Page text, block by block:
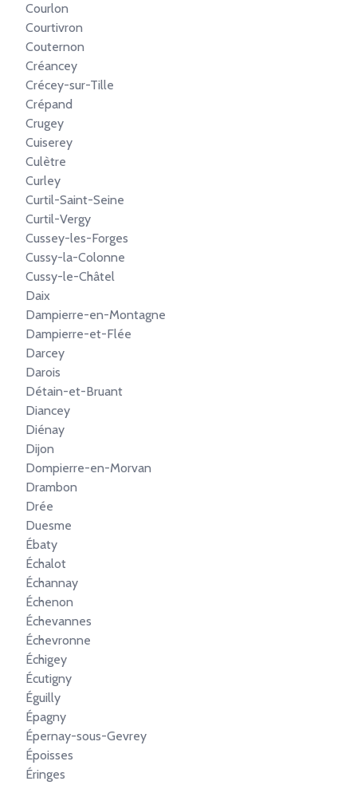
Courlon
Courtivron
Couternon
Créancey
Crécey-sur-Tille
Crépand
Crugey
Cuiserey
Culètre
Curley
Curtil-Saint-Seine
Curtil-Vergy
Cussey-les-Forges
Cussy-la-Colonne
Cussy-le-Châtel
Daix
Dampierre-en-Montagne
Dampierre-et-Flée
Darcey
Darois
Détain-et-Bruant
Diancey
Diénay
Dijon
Dompierre-en-Morvan
Drambon
Drée
Duesme
Ébaty
Échalot
Échannay
Échenon
Échevannes
Échevronne
Échigey
Écutigny
Éguilly
Épagny
Épernay-sous-Gevrey
Époisses
Éringes